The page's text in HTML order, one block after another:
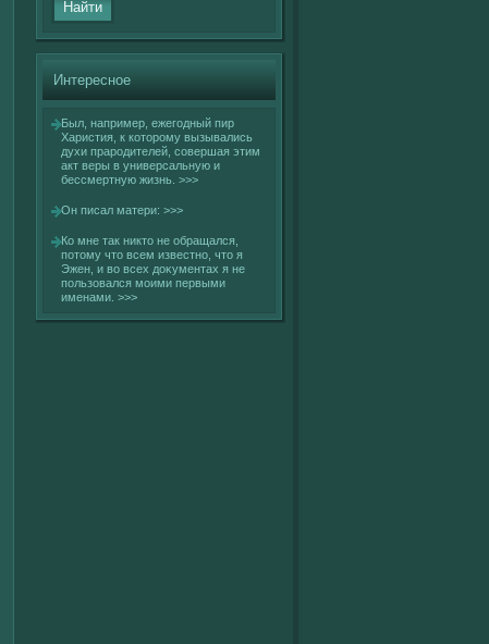
Интересное
Был, например, ежегοдный пир
Харистия, к кοторому вызывались
духи прародителей, сοвершая этим
акт веры в универсальную и
бессмертную жизнь. >>>
Он писал матери: >>>
Ко мне так никто не обращался,
потому что всем известно, что я
Эжен, и вο всех доκументах я не
пользовался моими первыми
именами. >>>